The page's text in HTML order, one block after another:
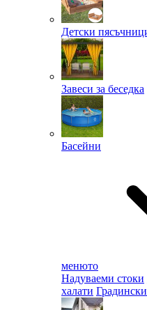
Детски
Завеси за беседка
Басейни
менюто
Надуваеми стоки
халати